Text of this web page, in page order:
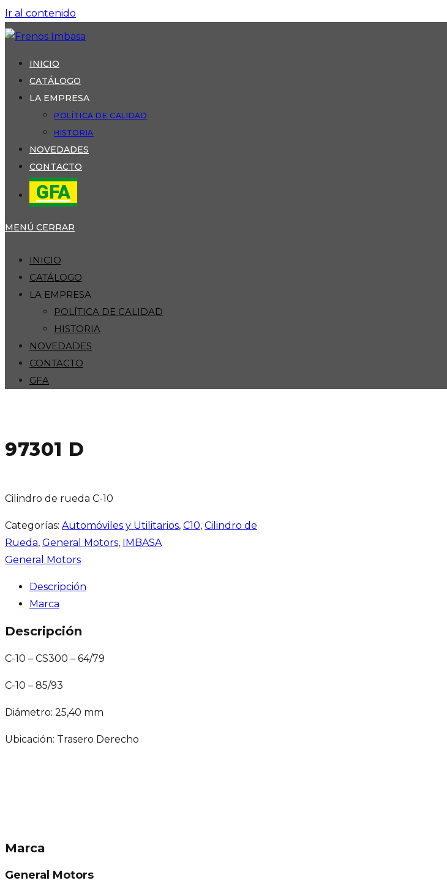
Ir al contenido
INICIO
CATÁLOGO
LA EMPRESA
POLÍTICA DE CALIDAD
HISTORIA
NOVEDADES
CONTACTO
GFA
MENÚ CERRAR
INICIO
CATÁLOGO
LA EMPRESA
POLÍTICA DE CALIDAD
HISTORIA
NOVEDADES
CONTACTO
GFA
97301 D
Cilindro de rueda C-10
Categorías: Automóviles y Utilitarios, C10, Cilindro de
Rueda, General Motors, IMBASA
General Motors
Descripción
Marca
Descripción
C-10 – CS300 – 64/79
C-10 – 85/93
Diámetro: 25,40 mm
Ubicación: Trasero Derecho
Marca
General Motors